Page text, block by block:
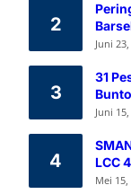
2
Juni
3
31
Juni
4
LCC
Mei 15,